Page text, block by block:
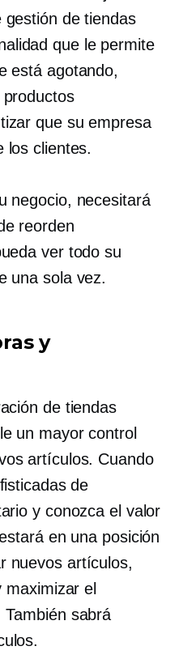
de tiendas
que le permite
está agotando,
que su empresa
los clientes.
negocio, necesitará
reorden
ver todo su
una sola vez.
y
de tiendas
un mayor control
artículos. Cuando
de
y conozca el valor
en una posición
nuevos artículos,
el
sabrá